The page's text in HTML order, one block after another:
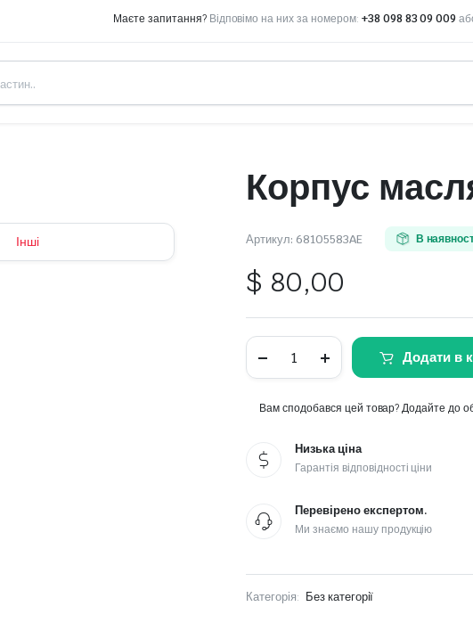
Маєте запитання? Відповімо на них за номером: +38 098 83 09 009
Інші
Корпус
Артикул: 68105583AE В
$ 80,00
масляного
Додати в
Вам сподобався цей товар? Додайте до
Низька ціна
Гарантія відповідності ціни
Перевірено експертом.
Ми знаємо нашу продукцію
Категорія: Без категорії